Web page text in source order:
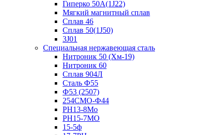
Гиперко 50А(1J22)
Мягкий магнитный сплав
Сплав 46
Сплав 50(1J50)
3J01
Специальная нержавеющая сталь
Нитроник 50 (Хм-19)
Нитроник 60
Сплав 904Л
Сталь Ф55
Ф53 (2507)
254СМО-Ф44
PH13-8Mo
РН15-7МО
15-5ф